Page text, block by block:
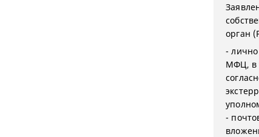
орган
- лично
МФЦ, в
-